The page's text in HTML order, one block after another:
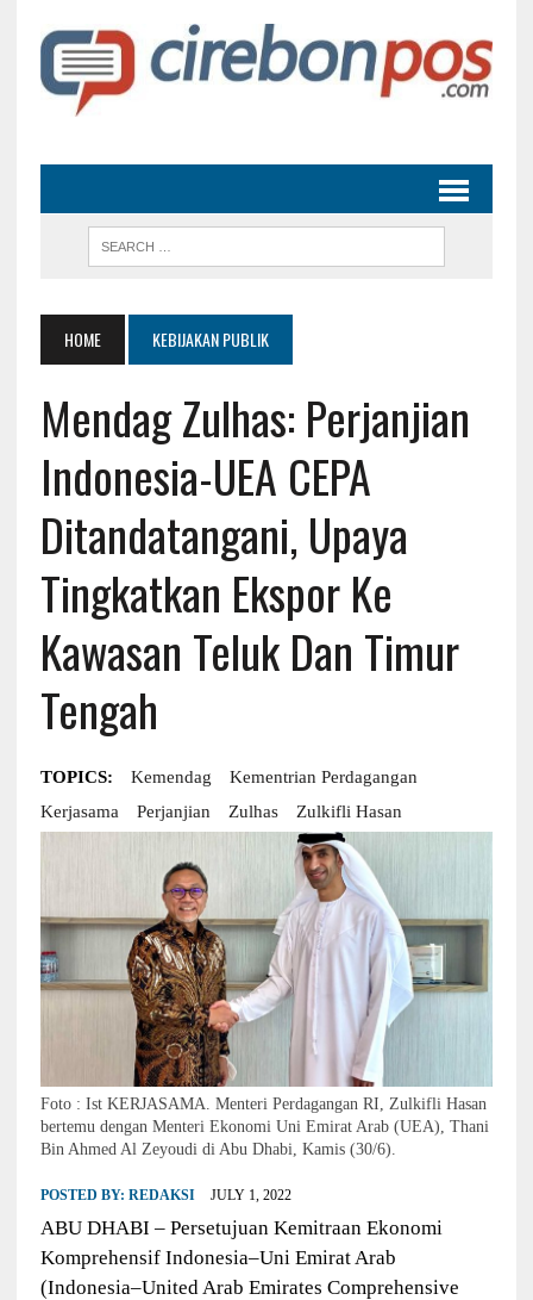
HOME KEBIJAKAN PUBLIK
Mendag Zulhas: Perjanjian
Indonesia-UEA CEPA
Ditandatangani, Upaya
Tingkatkan Ekspor Ke
Kawasan Teluk Dan Timur
Tengah
TOPICS: Kemendag
Kementrian Perdagangan
Kerjasama
Perjanjian Zulhas Zulkifli Hasan
Foto : Ist KERJASAMA. Menteri Perdagangan RI, Zulkifli Hasan
bertemu dengan Menteri Ekonomi Uni Emirat Arab (UEA), Thani
Bin Ahmed Al Zeyoudi di Abu Dhabi, Kamis (30/6).
POSTED BY: REDAKSI JULY 1, 2022
ABU DHABI – Persetujuan Kemitraan Ekonomi
Komprehensif Indonesia–Uni Emirat Arab
(Indonesia–United Arab Emirates Comprehensive